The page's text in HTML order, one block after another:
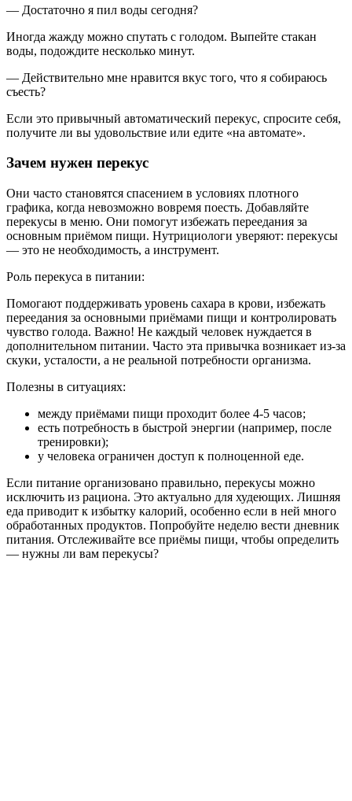
— Достаточно я пил воды сегодня?
Иногда жажду можно спутать с голодом. Выпейте стакан
воды, подождите несколько минут.
— Действительно мне нравится вкус того, что я собираюсь
съесть?
Если это привычный автоматический перекус, спросите себя,
получите ли вы удовольствие или едите «на автомате».
Зачем нужен перекус
Они часто становятся спасением в условиях плотного
графика, когда невозможно вовремя поесть. Добавляйте
перекусы в меню. Они помогут избежать переедания за
основным приёмом пищи. Нутрициологи уверяют: перекусы
— это не необходимость, а инструмент.
Роль перекуса в питании:
Помогают поддерживать уровень сахара в крови, избежать
переедания за основными приёмами пищи и контролировать
чувство голода. Важно! Не каждый человек нуждается в
дополнительном питании. Часто эта привычка возникает из-за
скуки, усталости, а не реальной потребности организма.
Полезны в ситуациях:
между приёмами пищи проходит более 4-5 часов;
есть потребность в быстрой энергии (например, после
тренировки);
у человека ограничен доступ к полноценной еде.
Если питание организовано правильно, перекусы можно
исключить из рациона. Это актуально для худеющих. Лишняя
еда приводит к избытку калорий, особенно если в ней много
обработанных продуктов. Попробуйте неделю вести дневник
питания. Отслеживайте все приёмы пищи, чтобы определить
— нужны ли вам перекусы?